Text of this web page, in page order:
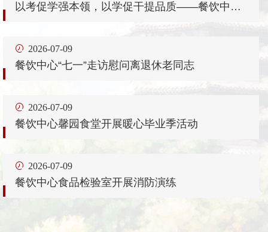
以考促学强本领，以学促干提品质——餐饮中心
2026-07-09
餐饮中心“七一”走访慰问离退休老同志
2026-07-09
餐饮中心馨园食堂开展暖心毕业季活动
2026-07-09
餐饮中心食品检验室开展消防演练